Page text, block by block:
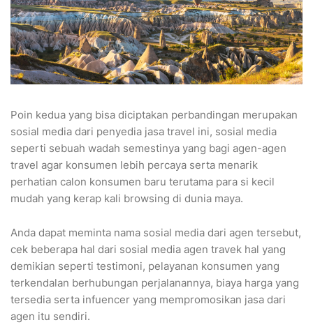
Poin kedua yang bisa diciptakan perbandingan merupakan
sosial media dari penyedia jasa travel ini, sosial media
seperti sebuah wadah semestinya yang bagi agen-agen
travel agar konsumen lebih percaya serta menarik
perhatian calon konsumen baru terutama para si kecil
mudah yang kerap kali browsing di dunia maya.
Anda dapat meminta nama sosial media dari agen tersebut,
cek beberapa hal dari sosial media agen travek hal yang
demikian seperti testimoni, pelayanan konsumen yang
terkendalan berhubungan perjalanannya, biaya harga yang
tersedia serta infuencer yang mempromosikan jasa dari
agen itu sendiri.